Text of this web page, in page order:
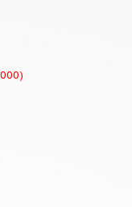
ソルトマッサージト
、リフレクソロジー
ソルトマッサージ、
むぎ蒸しコース